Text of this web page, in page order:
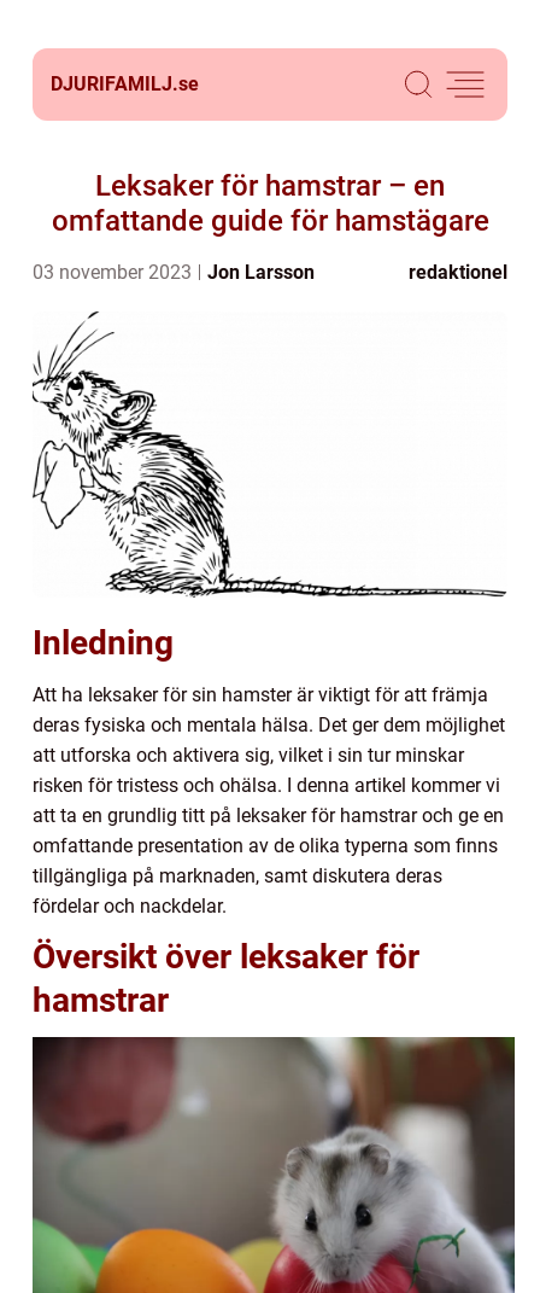
DJURIFAMILJ.se
Leksaker för hamstrar – en
omfattande guide för hamstägare
03 november 2023 Jon Larsson redaktionel
Inledning
Att ha leksaker för sin hamster är viktigt för att främja
deras fysiska och mentala hälsa. Det ger dem möjlighet
att utforska och aktivera sig, vilket i sin tur minskar
risken för tristess och ohälsa. I denna artikel kommer vi
att ta en grundlig titt på leksaker för hamstrar och ge en
omfattande presentation av de olika typerna som finns
tillgängliga på marknaden, samt diskutera deras
fördelar och nackdelar.
Översikt över leksaker för
hamstrar